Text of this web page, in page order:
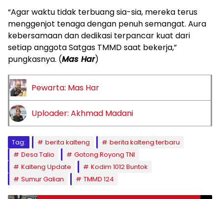
“Agar waktu tidak terbuang sia-sia, mereka terus
menggenjot tenaga dengan penuh semangat. Aura
kebersamaan dan dedikasi terpancar kuat dari
setiap anggota Satgas TMMD saat bekerja,”
pungkasnya. (Mas Har)
Pewarta: Mas Har
Uploader: Akhmad Madani
Tag: berita kalteng
berita kalteng terbaru
Desa Talio
Gotong Royong TNI
Kalteng Update
Kodim 1012 Buntok
Sumur Galian
TMMD 124